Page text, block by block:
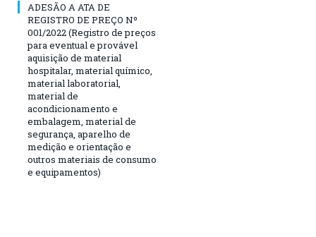
ADESÃO A ATA DE
REGISTRO DE PREÇO Nº
001/2022 (Registro de preços
para eventual e provável
aquisição de material
hospitalar, material químico,
material laboratorial,
material de
acondicionamento e
embalagem, material de
segurança, aparelho de
medição e orientação e
outros materiais de consumo
e equipamentos)